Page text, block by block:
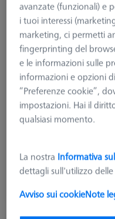
Tipologia di prodotto
Applicazione
1.965,00 €
più IVA
Tempi di consegna più
avanzate (funzionali) e
i tuoi interessi
marketing, ci permetti
fingerprinting del
e le informazioni sulle
informazioni e opzioni
“Preferenze cookie”,
impostazioni. Hai il
qualsiasi momento.
La nostra Informativa
dettagli sull'utilizzo
Avviso sui cookieNote